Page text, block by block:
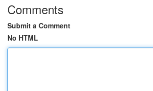
Comments
Submit a Comment
No HTML